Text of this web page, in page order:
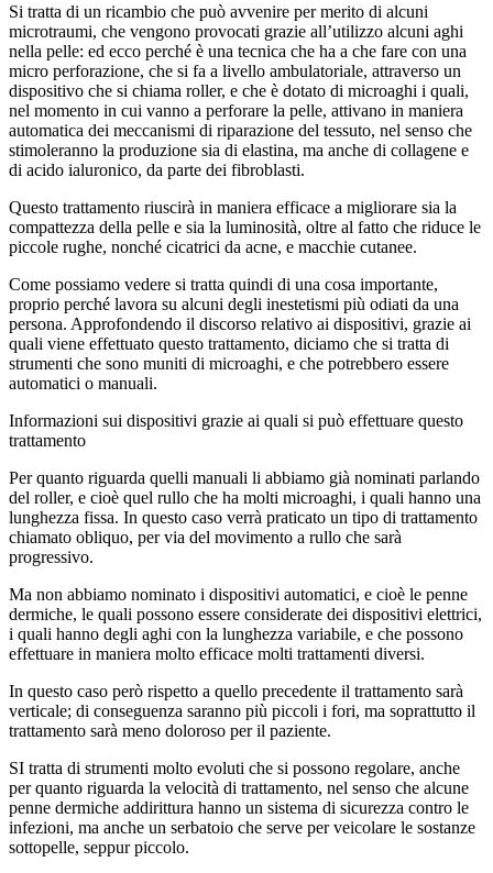
Si tratta di un ricambio che può avvenire per merito di alcuni
microtraumi, che vengono provocati grazie all’utilizzo alcuni aghi
nella pelle: ed ecco perché è una tecnica che ha a che fare con una
micro perforazione, che si fa a livello ambulatoriale, attraverso un
dispositivo che si chiama roller, e che è dotato di microaghi i quali,
nel momento in cui vanno a perforare la pelle, attivano in maniera
automatica dei meccanismi di riparazione del tessuto, nel senso che
stimoleranno la produzione sia di elastina, ma anche di collagene e
di acido ialuronico, da parte dei fibroblasti.
Questo trattamento riuscirà in maniera efficace a migliorare sia la
compattezza della pelle e sia la luminosità, oltre al fatto che riduce le
piccole rughe, nonché cicatrici da acne, e macchie cutanee.
Come possiamo vedere si tratta quindi di una cosa importante,
proprio perché lavora su alcuni degli inestetismi più odiati da una
persona. Approfondendo il discorso relativo ai dispositivi, grazie ai
quali viene effettuato questo trattamento, diciamo che si tratta di
strumenti che sono muniti di microaghi, e che potrebbero essere
automatici o manuali.
Informazioni sui dispositivi grazie ai quali si può effettuare questo
trattamento
Per quanto riguarda quelli manuali li abbiamo già nominati parlando
del roller, e cioè quel rullo che ha molti microaghi, i quali hanno una
lunghezza fissa. In questo caso verrà praticato un tipo di trattamento
chiamato obliquo, per via del movimento a rullo che sarà
progressivo.
Ma non abbiamo nominato i dispositivi automatici, e cioè le penne
dermiche, le quali possono essere considerate dei dispositivi elettrici,
i quali hanno degli aghi con la lunghezza variabile, e che possono
effettuare in maniera molto efficace molti trattamenti diversi.
In questo caso però rispetto a quello precedente il trattamento sarà
verticale; di conseguenza saranno più piccoli i fori, ma soprattutto il
trattamento sarà meno doloroso per il paziente.
SI tratta di strumenti molto evoluti che si possono regolare, anche
per quanto riguarda la velocità di trattamento, nel senso che alcune
penne dermiche addirittura hanno un sistema di sicurezza contro le
infezioni, ma anche un serbatoio che serve per veicolare le sostanze
sottopelle, seppur piccolo.